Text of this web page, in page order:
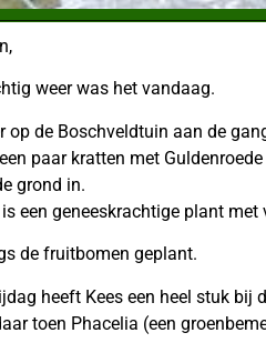
weer was het vandaag.
op de Boschveldtuin aan de
paar kratten met
grond in.
een geneeskrachtige plant
de fruitbomen geplant.
heeft Kees een heel stuk bij
toen Phacelia (een